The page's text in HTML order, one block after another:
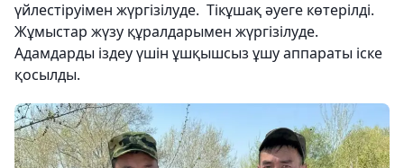
үйлестіруімен жүргізілуде. Тікұшақ әуеге көтерілді.
Жұмыстар жүзу құралдарымен жүргізілуде.
Адамдарды іздеу үшін ұшқышсыз ұшу аппараты іске
қосылды.